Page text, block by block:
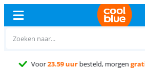
Gratisruilen